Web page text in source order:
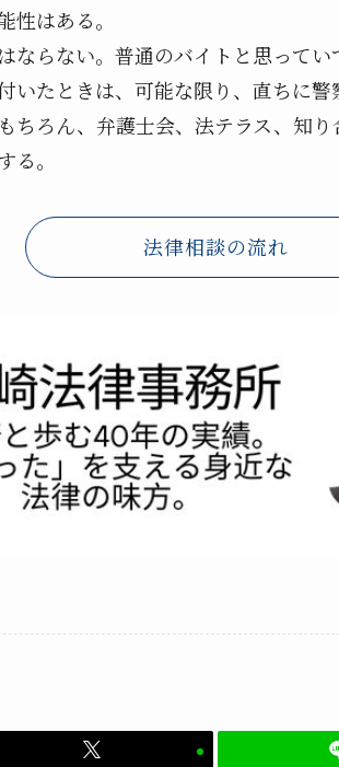
性はある。
ならない。普通のバイトと思ってい
いたときは、可能な限り、直ちに警
ちろん、弁護士会、法テラス、知
。
法律相談の流れ